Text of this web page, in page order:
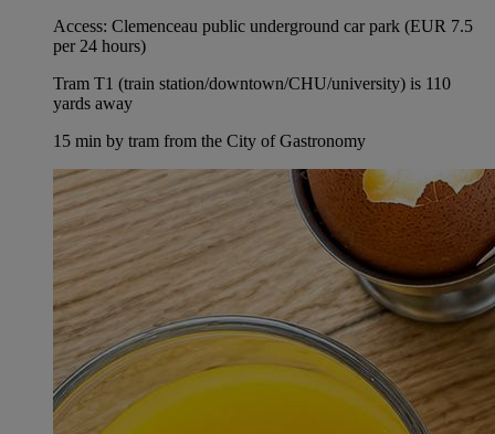
Access: Clemenceau public underground car park (EUR 7.5
per 24 hours)
Tram T1 (train station/downtown/CHU/university) is 110
yards away
15 min by tram from the City of Gastronomy